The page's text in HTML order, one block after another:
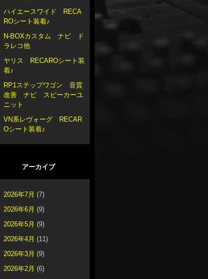
ハイエースワイド RECA
ROシート装着♪
N-BOXカスタム ナビ ド
ラレコ他
ヤリス RECAROシート装
着♪
RP1ステップワゴン 音質
改善 ナビ スピーカーユ
ニット
VN系レヴォーグ RECAR
Oシート装着♪
アーカイブ
2026年7月 (7)
2026年6月 (9)
2026年5月 (9)
2026年4月 (11)
2026年3月 (9)
2026年2月 (6)